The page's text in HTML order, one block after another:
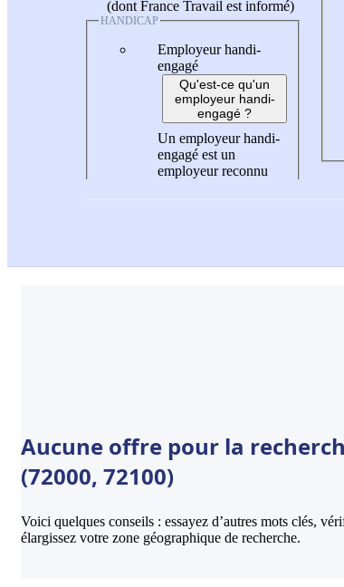
(dont France Travail est informé)
HANDICAP
Employeur handi-
engagé
Qu'est-ce qu'un
employeur handi-
engagé ?
Un employeur handi-
engagé est un
employeur reconnu
Aucune offre pour la
(72000, 72100)
Voici quelques conseils : essayez d’autres mots clés,
élargissez votre zone géographique de recherche.